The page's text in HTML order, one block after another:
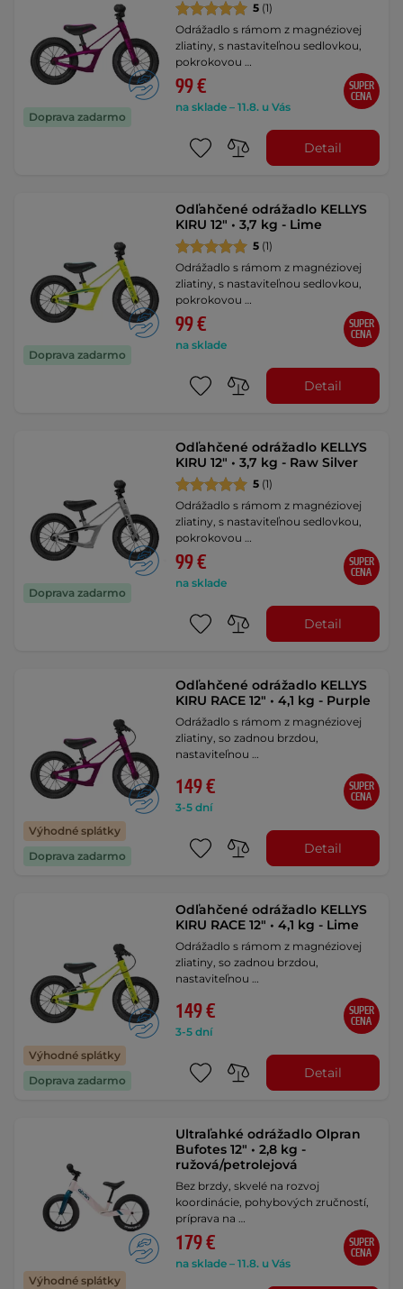
Doprava zadarmo
5 (1)
Odrážadlo s rámom z magnéziovej
zliatiny, s nastaviteľnou sedlovkou,
pokrokovou …
99 €
na sklade – 11.8. u Vás
SUPER
CENA
Detail
Doprava zadarmo
Odľahčené odrážadlo KELLYS
KIRU 12" • 3,7 kg - Lime
5 (1)
Odrážadlo s rámom z magnéziovej
zliatiny, s nastaviteľnou sedlovkou,
pokrokovou …
99 €
na sklade
SUPER
CENA
Detail
Doprava zadarmo
Odľahčené odrážadlo KELLYS
KIRU 12" • 3,7 kg - Raw Silver
5 (1)
Odrážadlo s rámom z magnéziovej
zliatiny, s nastaviteľnou sedlovkou,
pokrokovou …
99 €
na sklade
SUPER
CENA
Detail
Výhodné splátky
Doprava zadarmo
Odľahčené odrážadlo KELLYS
KIRU RACE 12" • 4,1 kg - Purple
Odrážadlo s rámom z magnéziovej
zliatiny, so zadnou brzdou,
nastaviteľnou …
149 €
3-5 dní
SUPER
CENA
Detail
Výhodné splátky
Doprava zadarmo
Odľahčené odrážadlo KELLYS
KIRU RACE 12" • 4,1 kg - Lime
Odrážadlo s rámom z magnéziovej
zliatiny, so zadnou brzdou,
nastaviteľnou …
149 €
3-5 dní
SUPER
CENA
Detail
Výhodné splátky
Ultraľahké odrážadlo Olpran
Bufotes 12" • 2,8 kg -
ružová/petrolejová
Bez brzdy, skvelé na rozvoj
koordinácie, pohybových zručností,
príprava na …
179 €
na sklade – 11.8. u Vás
SUPER
CENA